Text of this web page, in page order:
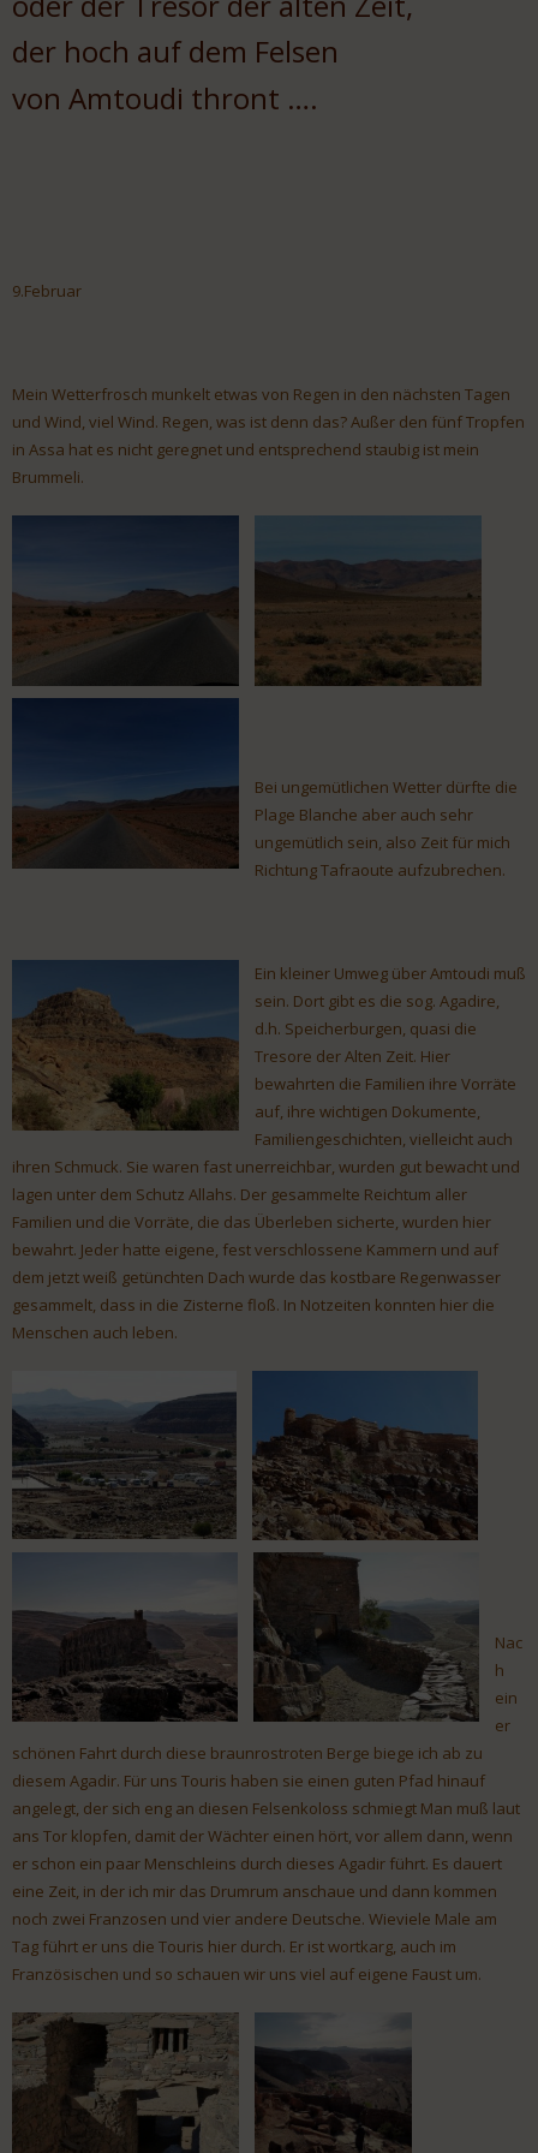
der hoch auf dem Felsen
von Amtoudi thront ….
9.Februar
Mein Wetterfrosch munkelt etwas von Regen in den nächsten Tagen
und Wind, viel Wind. Regen, was ist denn das? Außer den fünf Tropfen
in Assa hat es nicht geregnet und entsprechend staubig ist mein
Brummeli.
Bei ungemütlichen Wetter dürfte die
Plage Blanche aber auch sehr
ungemütlich sein, also Zeit für mich
Richtung Tafraoute aufzubrechen.
Ein kleiner Umweg über Amtoudi muß
sein. Dort gibt es die sog. Agadire,
d.h. Speicherburgen, quasi die
Tresore der Alten Zeit. Hier
bewahrten die Familien ihre Vorräte
auf, ihre wichtigen Dokumente,
Familiengeschichten, vielleicht auch
ihren Schmuck. Sie waren fast unerreichbar, wurden gut bewacht und
lagen unter dem Schutz Allahs. Der gesammelte Reichtum aller
Familien und die Vorräte, die das Überleben sicherte, wurden hier
bewahrt. Jeder hatte eigene, fest verschlossene Kammern und auf
dem jetzt weiß getünchten Dach wurde das kostbare Regenwasser
gesammelt, dass in die Zisterne floß. In Notzeiten konnten hier die
Menschen auch leben.
Nac
h
ein
er
schönen Fahrt durch diese braunrostroten Berge biege ich ab zu
diesem Agadir. Für uns Touris haben sie einen guten Pfad hinauf
angelegt, der sich eng an diesen Felsenkoloss schmiegt Man muß laut
ans Tor klopfen, damit der Wächter einen hört, vor allem dann, wenn
er schon ein paar Menschleins durch dieses Agadir führt. Es dauert
eine Zeit, in der ich mir das Drumrum anschaue und dann kommen
noch zwei Franzosen und vier andere Deutsche. Wieviele Male am
Tag führt er uns die Touris hier durch. Er ist wortkarg, auch im
Französischen und so schauen wir uns viel auf eigene Faust um.